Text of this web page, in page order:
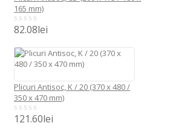
165 mm)
0
5
82.08lei
Plicuri Antisoc, K / 20 (370 x 480 /
350 x 470 mm)
0121.60lei